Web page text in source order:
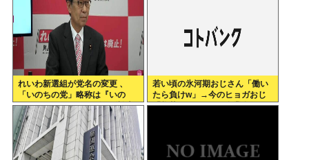
れいわ新選組が党名の変更 、
「いのちの党」略称は『いの
ち』 SNSではTIM・ゴルゴ松本
に言及「ゴルゴ出馬確定」「党
首は決まり」
若い頃の氷河期おじさん「働い
たら負けw」→今のヒョガおじ
「惣菜たけぇよ..」 自業自得で